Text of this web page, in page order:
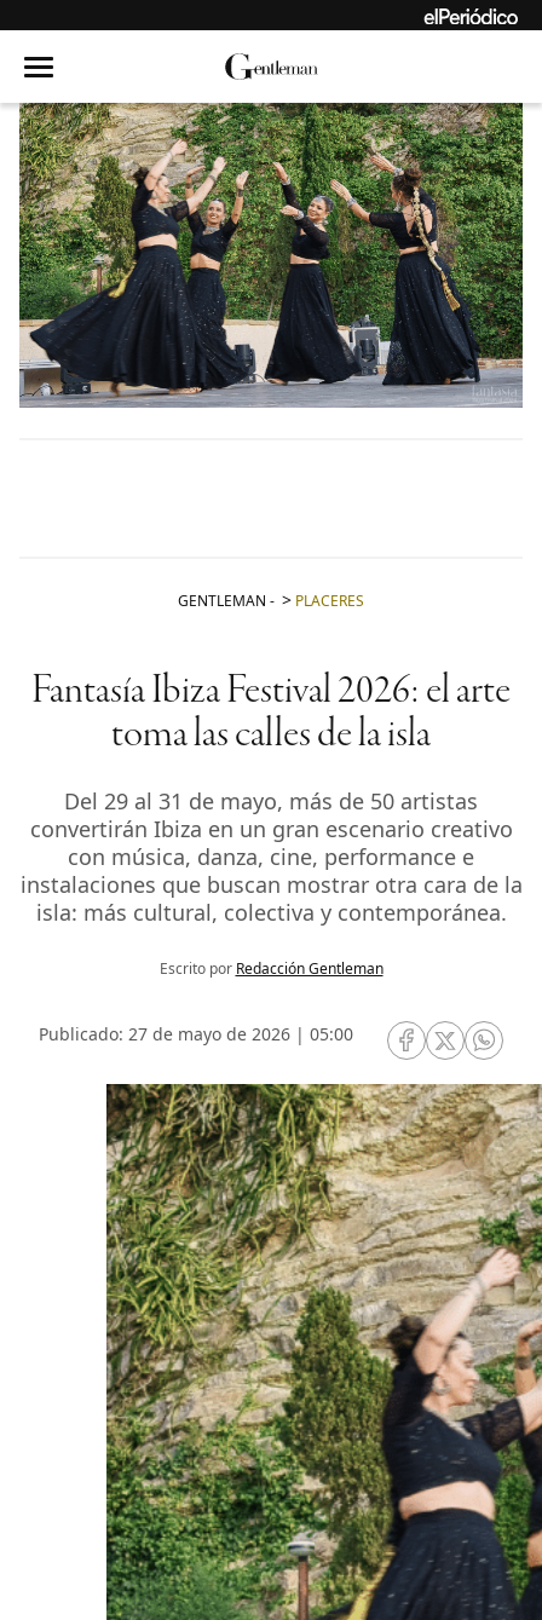
GENTLEMAN - PLACERES
Fantasía Ibiza Festival 2026: el arte
toma las calles de la isla
Del 29 al 31 de mayo, más de 50 artistas
convertirán Ibiza en un gran escenario creativo
con música, danza, cine, performance e
instalaciones que buscan mostrar otra cara de la
isla: más cultural, colectiva y contemporánea.
Escrito por Redacción Gentleman
Publicado: 27 de mayo de 2026 | 05:00
RRSS Facebook
RRSSRRSS